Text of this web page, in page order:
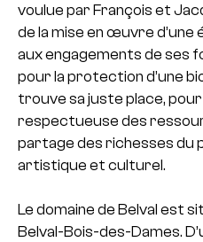
voulue par François et
de la mise en œuvre d’une
aux engagements de ses
pour la protection d’une
trouve sa juste place, pour
respectueuse des
partage des richesses du
artistique et culturel.
Le domaine de Belval est
Belval-Bois-des-Dames.